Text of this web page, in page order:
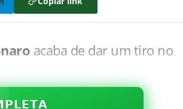
acaba de dar um tiro no